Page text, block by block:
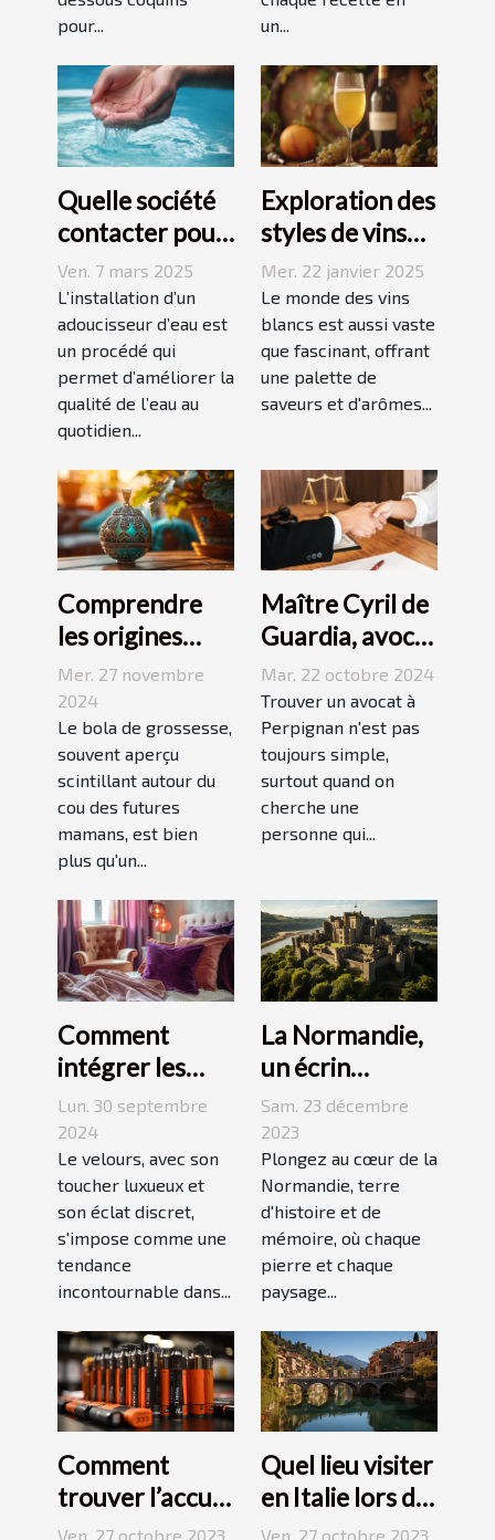
pour...
un...
Quelle société
contacter pour
l'installation
d'un
adoucisseur
d'eau ?
Ven. 7 mars 2025
L’installation d’un
adoucisseur d’eau est
un procédé qui
permet d’améliorer la
qualité de l’eau au
quotidien...
Exploration des
styles de vins
blancs issus de
vignobles
renommés
Mer. 22 janvier 2025
Le monde des vins
blancs est aussi vaste
que fascinant, offrant
une palette de
saveurs et d'arômes...
Comprendre
les origines
culturelles du
bola de
grossesse
Mer. 27 novembre
2024
Le bola de grossesse,
souvent aperçu
scintillant autour du
cou des futures
mamans, est bien
plus qu'un...
Maître Cyril de
Guardia, avocat
renommé à
Perpignan
Mar. 22 octobre 2024
Trouver un avocat à
Perpignan n'est pas
toujours simple,
surtout quand on
cherche une
personne qui...
Comment
intégrer les
accessoires en
velours dans
votre quotidien
Lun. 30 septembre
2024
Le velours, avec son
toucher luxueux et
son éclat discret,
s'impose comme une
tendance
incontournable dans...
La Normandie,
un écrin
historique pour
des
événements
mémorables
Sam. 23 décembre
2023
Plongez au cœur de la
Normandie, terre
d'histoire et de
mémoire, où chaque
pierre et chaque
paysage...
Comment
trouver l’accu
idéal pour sa e-
Ven. 27 octobre 2023
Quel lieu visiter
en Italie lors de
vos vacances ?
Ven. 27 octobre 2023